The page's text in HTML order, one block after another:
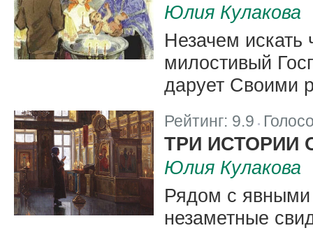
Юлия Кулакова
Незачем искать
милостивый
дарует Своими
Рейтинг: 9.9 |
ТРИ ИСТОРИИ
Юлия Кулакова
Рядом с явными
незаметные